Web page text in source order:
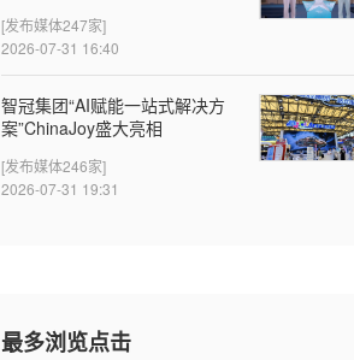
[发布媒体247家]
2026-07-31 16:40
智冠集团“AI赋能一站式解决方
案”ChinaJoy盛大亮相
[发布媒体246家]
2026-07-31 19:31
最多浏览点击